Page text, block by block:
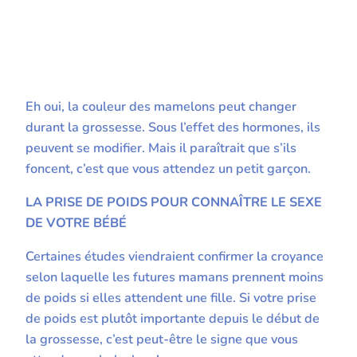
Eh oui, la couleur des mamelons peut changer
durant la grossesse. Sous l’effet des hormones, ils
peuvent se modifier. Mais il paraîtrait que s’ils
foncent, c’est que vous attendez un petit garçon.
LA PRISE DE POIDS POUR CONNAÎTRE LE SEXE
DE VOTRE BÉBÉ
Certaines études viendraient confirmer la croyance
selon laquelle les futures mamans prennent moins
de poids si elles attendent une fille. Si votre prise
de poids est plutôt importante depuis le début de
la grossesse, c’est peut-être le signe que vous